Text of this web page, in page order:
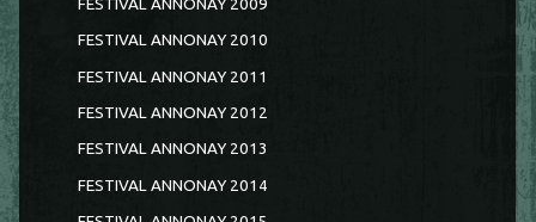
FESTIVAL ANNONAY 2009
FESTIVAL ANNONAY 2010
FESTIVAL ANNONAY 2011
FESTIVAL ANNONAY 2012
FESTIVAL ANNONAY 2013
FESTIVAL ANNONAY 2014